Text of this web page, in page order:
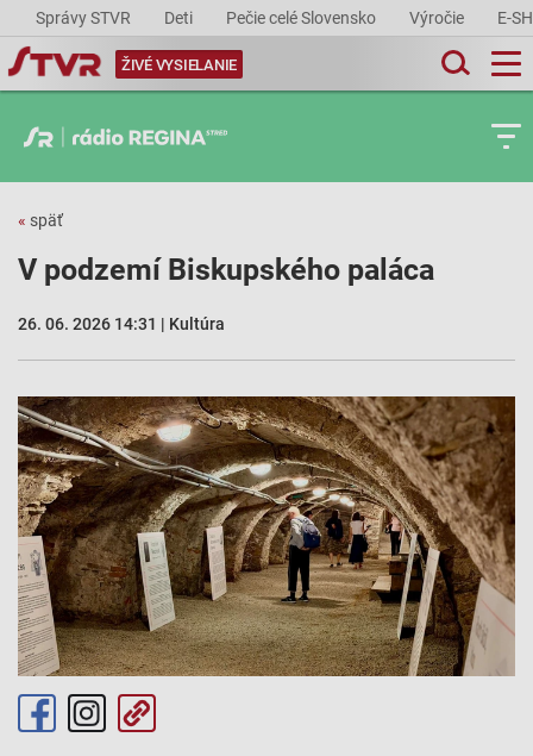
Správy STVR Deti Pečie celé Slovensko Výročie E-
ŽIVÉ VYSIELANIE
« späť
V podzemí Biskupského paláca
26. 06. 2026 14:31 | Kultúra